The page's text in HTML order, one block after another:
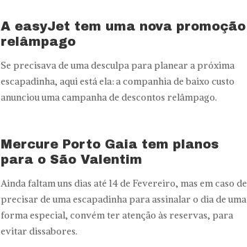
A easyJet tem uma nova promoção
relâmpago
Se precisava de uma desculpa para planear a próxima
escapadinha, aqui está ela: a companhia de baixo custo
anunciou uma campanha de descontos relâmpago.
Mercure Porto Gaia tem planos
para o São Valentim
Ainda faltam uns dias até 14 de Fevereiro, mas em caso de
precisar de uma escapadinha para assinalar o dia de uma
forma especial, convém ter atenção às reservas, para
evitar dissabores.